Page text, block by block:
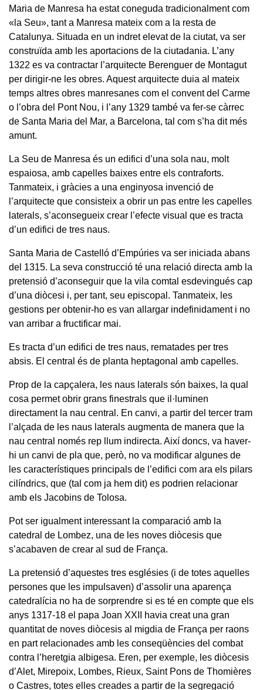
Maria de Manresa ha estat coneguda tradicionalment com
«la Seu», tant a Manresa mateix com a la resta de
Catalunya. Situada en un indret elevat de la ciutat, va ser
construïda amb les aportacions de la ciutadania. L’any
1322 es va contractar l’arquitecte Berenguer de Montagut
per dirigir-ne les obres. Aquest arquitecte duia al mateix
temps altres obres manresanes com el convent del Carme
o l’obra del Pont Nou, i l’any 1329 també va fer-se càrrec
de Santa Maria del Mar, a Barcelona, tal com s’ha dit més
amunt.
La Seu de Manresa és un edifici d’una sola nau, molt
espaiosa, amb capelles baixes entre els contraforts.
Tanmateix, i gràcies a una enginyosa invenció de
l’arquitecte que consisteix a obrir un pas entre les capelles
laterals, s’aconsegueix crear l’efecte visual que es tracta
d’un edifici de tres naus.
Santa Maria de Castelló d’Empúries va ser iniciada abans
del 1315. La seva construcció té una relació directa amb la
pretensió d’aconseguir que la vila comtal esdevingués cap
d’una diòcesi i, per tant, seu episcopal. Tanmateix, les
gestions per obtenir-ho es van allargar indefinidament i no
van arribar a fructificar mai.
Es tracta d’un edifici de tres naus, rematades per tres
absis. El central és de planta heptagonal amb capelles.
Prop de la capçalera, les naus laterals són baixes, la qual
cosa permet obrir grans finestrals que il·luminen
directament la nau central. En canvi, a partir del tercer tram
l’alçada de les naus laterals augmenta de manera que la
nau central només rep llum indirecta. Així doncs, va haver-
hi un canvi de pla que, però, no va modificar algunes de
les característiques principals de l’edifici com ara els pilars
cilíndrics, que (tal com ja hem dit) es podrien relacionar
amb els Jacobins de Tolosa.
Pot ser igualment interessant la comparació amb la
catedral de Lombez, una de les noves diòcesis que
s’acabaven de crear al sud de França.
La pretensió d’aquestes tres esglésies (i de totes aquelles
persones que les impulsaven) d’assolir una aparença
catedralícia no ha de sorprendre si es té en compte que els
anys 1317-18 el papa Joan XXII havia creat una gran
quantitat de noves diòcesis al migdia de França per raons
en part relacionades amb les conseqüències del combat
contra l’heretgia albigesa. Eren, per exemple, les diòcesis
d’Alet, Mirepoix, Lombes, Rieux, Saint Pons de Thomières
o Castres, totes elles creades a partir de la segregació